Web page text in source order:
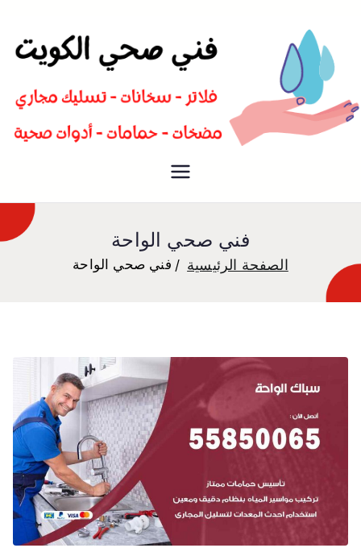
سباك صحي تسليك مجاري افضل
فني صحي الواحة
الصفحة الرئيسية فني صحي الواحة